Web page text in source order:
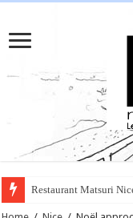
Rüya à Cannes : le